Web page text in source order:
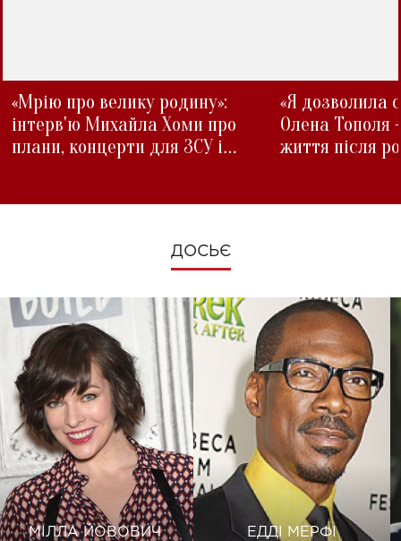
«Мрію про велику родину»:
інтерв'ю Михайла Хоми про
плани, концерти для ЗСУ і
«Я дозволила
Олена Тополя
життя після
ДОСЬЄ
МІЛЛА ЙОВОВИЧ ЕДДІ МЕРФІ